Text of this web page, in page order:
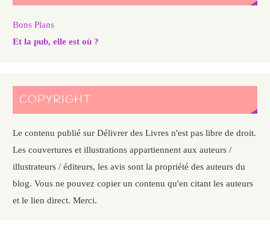
Bons Plans
Et la pub, elle est où ?
COPYRIGHT
Le contenu publié sur Délivrer des Livres n'est pas libre de droit.
Les couvertures et illustrations appartiennent aux auteurs /
illustrateurs / éditeurs, les avis sont la propriété des auteurs du
blog. Vous ne pouvez copier un contenu qu'en citant les auteurs
et le lien direct. Merci.